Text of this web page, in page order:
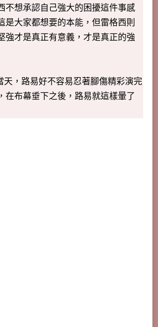
不想承認自己強大的困擾這件事感
是大家都想要的本能，但雷格西則
強才是真正有意義，才是真正的強
，路易好不容易忍著腳傷精彩演完
在布幕垂下之後，路易就這樣暈了